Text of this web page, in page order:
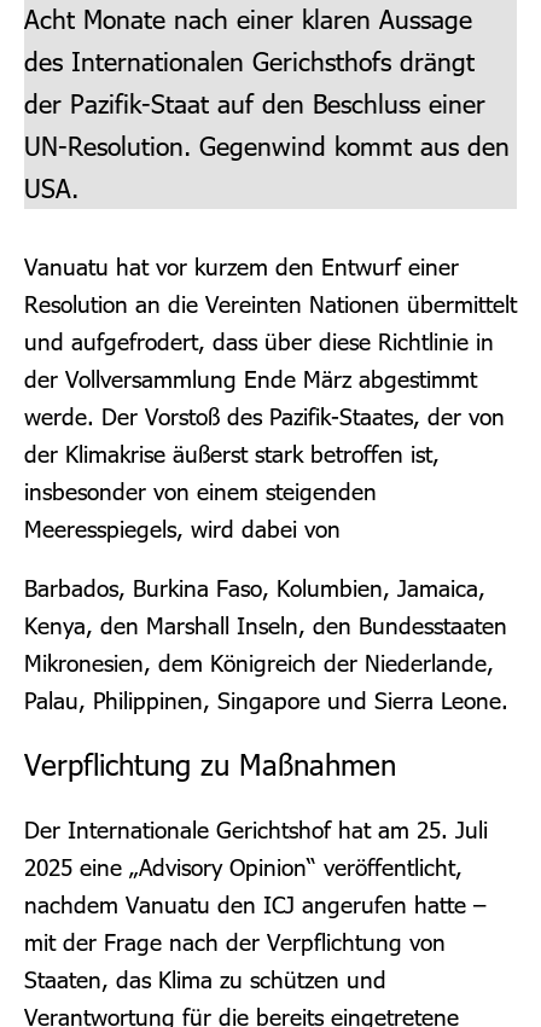
Acht Monate nach einer klaren Aussage
des Internationalen Gerichsthofs drängt
der Pazifik-Staat auf den Beschluss einer
UN-Resolution. Gegenwind kommt aus den
USA.
Vanuatu hat vor kurzem den Entwurf einer
Resolution an die Vereinten Nationen übermittelt
und aufgefrodert, dass über diese Richtlinie in
der Vollversammlung Ende März abgestimmt
werde. Der Vorstoß des Pazifik-Staates, der von
der Klimakrise äußerst stark betroffen ist,
insbesonder von einem steigenden
Meeresspiegels, wird dabei von
Barbados, Burkina Faso, Kolumbien, Jamaica,
Kenya, den Marshall Inseln, den Bundesstaaten
Mikronesien, dem Königreich der Niederlande,
Palau, Philippinen, Singapore und Sierra Leone.
Verpflichtung zu Maßnahmen
Der Internationale Gerichtshof hat am 25. Juli
2025 eine „Advisory Opinion“ veröffentlicht,
nachdem Vanuatu den ICJ angerufen hatte –
mit der Frage nach der Verpflichtung von
Staaten, das Klima zu schützen und
Verantwortung für die bereits eingetretene